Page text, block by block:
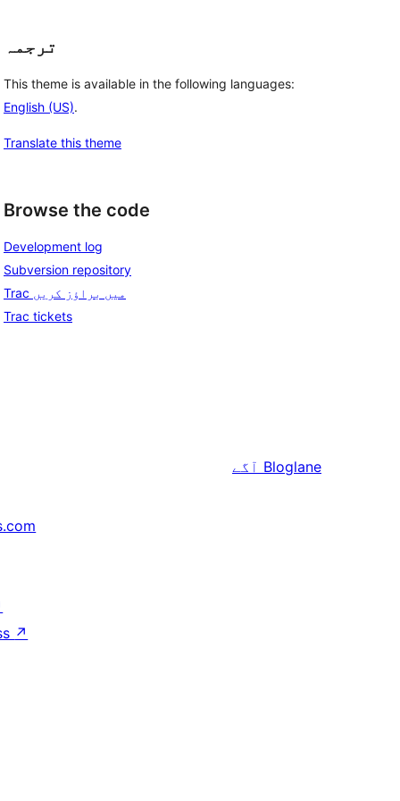
ترجمہ
This theme is available in the following languages:
English (US).
Translate this theme
Browse the code
Development log
Subversion repository
Trac میں براؤز کریں
Trac tickets
آگے Bloglane
↗